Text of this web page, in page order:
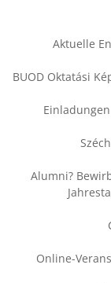
Aktuelle
BUOD Oktatási
Alumni?
Online-